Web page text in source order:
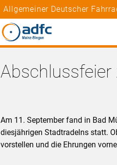
Allgemeiner Deutscher
Am 11. September fand in Bad
diesjährigen Stadtradelns statt.
vorstellen und die Ehrungen